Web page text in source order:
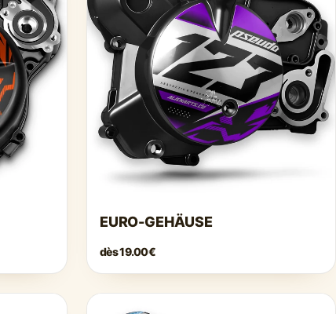
EURO-GEHÄUSE
dès19.00€